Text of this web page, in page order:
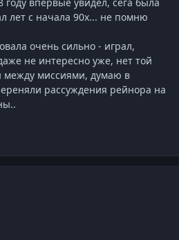
году впервые увидел, сега была
лет с начала 90х... не помню
очень сильно - играл,
не интересно уже, нет той
миссиями, думаю в
рассуждения рейнора на